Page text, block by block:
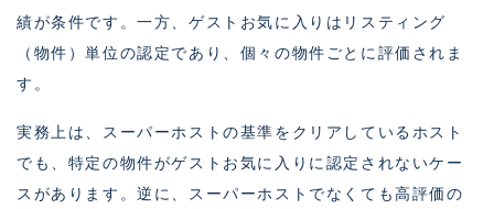
績が条件です。一方、ゲストお気に入りはリスティング
（物件）単位の認定であり、個々の物件ごとに評価されま
す。
実務上は、スーパーホストの基準をクリアしているホスト
でも、特定の物件がゲストお気に入りに認定されないケー
スがあります。逆に、スーパーホストでなくても高評価の